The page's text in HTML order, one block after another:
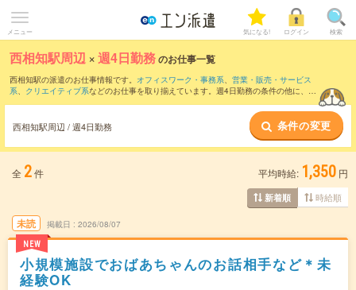
メニュー 気になる! ログイン 検索
西相知駅周辺 ×週4日勤務のお仕事一覧
西相知駅の派遣のお仕事情報です。 オフィスワーク・事務系、 営業・販売・サービス
系、 クリエイティブ系などのお仕事を取り揃えています。週4日勤務の条件の他に、 交
西相知駅周辺 / 週4日勤務 条件の変更
全 2件 平均時給: 1,350 円
新着順 時給順
未読
NEW
掲載日 2026/08/07
小規模施設でおばあちゃんのお話相手など＊未
経験OK